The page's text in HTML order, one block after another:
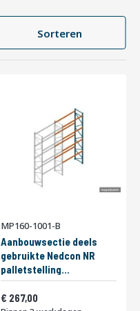
0
Sorteren
MP160-1001-B
Aanbouwsectie deels
gebruikte Nedcon NR
palletstelling
6500x2650x1100mm
hxbxd 4niveaus
Vanaf
267,00